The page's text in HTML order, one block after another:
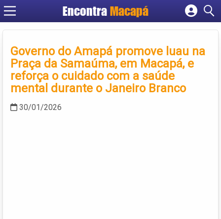
EncontraMacapá
Cadastrar empresa
Criar conta
Governo do Amapá promove luau na
Praça da Samaúma, em Macapá, e
reforça o cuidado com a saúde
mental durante o Janeiro Branco
30/01/2026